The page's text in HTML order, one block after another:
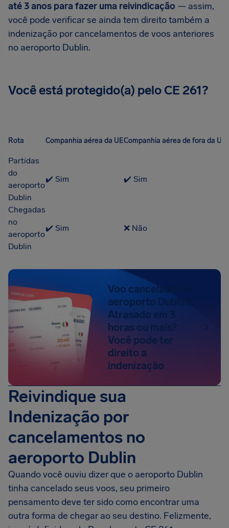
até 3 anos para fazer uma reivindicação — assim,
você pode verificar se ainda tem direito também a
indenização por cancelamentos de voos anteriores
no aeroporto Dublin.
Você está protegido(a) pelo CE 261?
Rota Companhia aérea da UECompanhia aérea de fora da UE
Partidas
do
aeroporto
Dublin
✔️ Sim ✔️ Sim
Chegadas
no
aeroporto
Dublin
✔️ Sim ❌ Não
Voo cancelado no
aeroporto Dublin?
Atrasado em 3
horas ou mais?
Você pode ter
direito a
indenização
Reivindique sua
Indenização por
cancelamentos no
aeroporto Dublin
Quando você ouviu dizer que o aeroporto Dublin
tinha cancelado seus voos, seu primeiro
pensamento deve ter sido como encontrar uma
outra forma de chegar ao seu destino. Felizmente,